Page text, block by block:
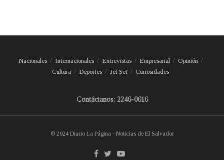
Nacionales Internacionales Entrevistas Empresarial
Opinión
Cultura
Deportes Jet Set Curiosidades
Contáctanos: 2246-0616
© 2024 Diario La Página - Noticias de El Salvador